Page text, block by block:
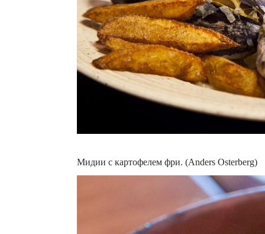
Мидии с картофелем фри. (Anders Osterberg)